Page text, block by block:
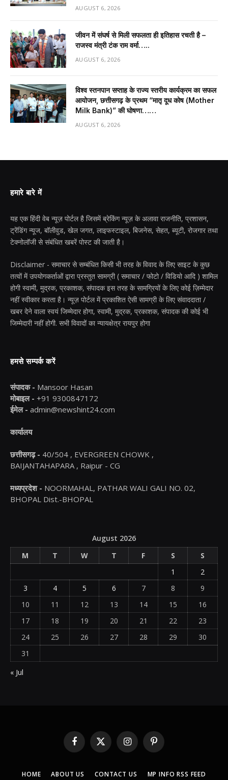
AUGUST 6, 2026
जीवन में संघर्ष से मिली सफलता ही इतिहास रचती है –
राजस्व मंत्री टंक राम वर्मा…..
AUGUST 6, 2026
विश्व स्तनपान सप्ताह के राज्य स्तरीय कार्यक्रम का सफल
आयोजन, छत्तीसगढ़ के प्रथम “मातृ दूध कोष (Mother
Milk Bank)” की घोषणा……
AUGUST 6, 2026
हमारे बारे में
यह एक हिंदी वेब न्यूज़ पोर्टल है जिसमें ब्रेकिंग न्यूज़ के अलावा राजनीति, प्रशासन,
ट्रेंडिंग न्यूज, बॉलीवुड, खेल जगत, लाइफस्टाइल, बिजनेस, सेहत, ब्यूटी, रोजगार तथा
टेक्नोलॉजी से संबंधित खबरें पोस्ट की जाती है।
Disclaimer - समाचार से सम्बंधित किसी भी तरह के विवाद के लिए साइट के कुछ
तत्वों में उपयोगकर्ताओं द्वारा प्रस्तुत सामग्री ( समाचार / फोटो / विडियो आदि ) शामिल
होगी स्वामी, मुद्रक, प्रकाशक, संपादक इस तरह के सामग्रियों के लिए कोई ज़िम्मेदार
नहीं स्वीकार करता है। न्यूज़ पोर्टल में प्रकाशित ऐसी सामग्री के लिए संवाददाता /
खबर देने वाला स्वयं जिम्मेदार होगा, स्वामी, मुद्रक, प्रकाशक, संपादक की कोई भी
जिम्मेदारी नहीं होगी. सभी विवादों का न्यायक्षेत्र रायपुर होगा
हमसे सम्पर्क करें
संपादक - Mansoor Hasan
मोबाइल - +91 9300847172
ईमेल - admin@newshint24.com
कार्यालय
छत्तीसगढ़ - 40/504 , EVERGREEN CHOWK ,
BAIJANTAHAPARA , Raipur - CG
मध्यप्रदेश - NOORMAHAL, PATHAR WALI GALI NO. 02,
BHOPAL Dist.-BHOPAL
August 2026
M
T W T F S
S
1
2
3
4 5 6 7 8
9
10
11 12 13 14 15
16
17
18 19 20 21 22
23
24
25 26 27 28 29
30
31
« Jul
Facebook
X
(Twitter)
InstagramPinterest
HOME ABOUT US CONTACT US MP INFO RSS FEED